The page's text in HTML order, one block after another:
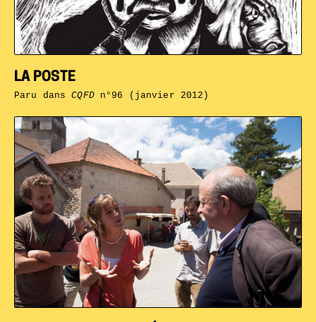
LA POSTE
Paru dansCQFDn°96 (janvier 2012)